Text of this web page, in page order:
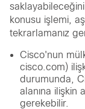
konusu işlemi,
tekrarlamanız
Cisco'nun
cisco.com)
durumunda,
alanına ilişkin
gerekebilir.